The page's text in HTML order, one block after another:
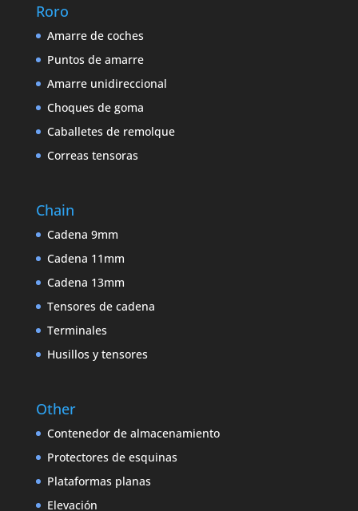
Roro
Amarre de coches
Puntos de amarre
Amarre unidireccional
Choques de goma
Caballetes de remolque
Correas tensoras
Chain
Cadena 9mm
Cadena 11mm
Cadena 13mm
Tensores de cadena
Terminales
Husillos y tensores
Other
Contenedor de almacenamiento
Protectores de esquinas
Plataformas planas
Elevación